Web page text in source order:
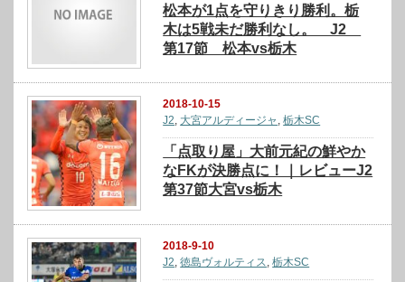
松本が1点を守りきり勝利。栃
木は5戦未だ勝利なし。 J2
第17節 松本vs栃木
2018-10-15
J2, 大宮アルディージャ ,栃木SC
「点取り屋」大前元紀の鮮やか
なFKが決勝点に！｜レビューJ2
第37節大宮vs栃木
2018-9-10
J2 ,徳島ヴォルティス ,栃木SC